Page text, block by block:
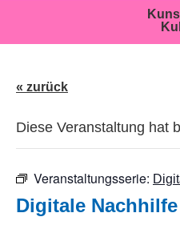
« zurück
Diese Veranstaltung hat
Veranstaltungsserie:
Digitale Nachhilfe